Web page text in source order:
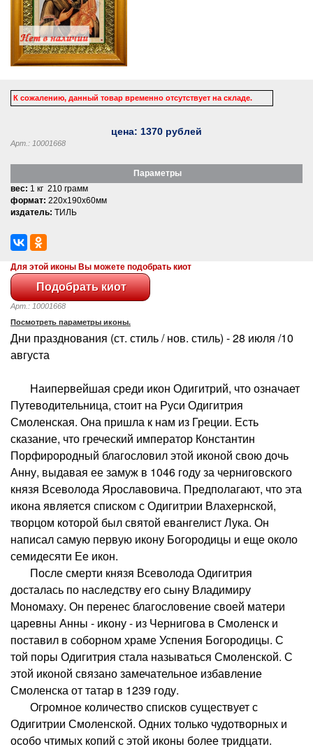
К сожалению, данный товар временно отсутствует на складе.
цена: 1370 рублей
Арт.: 10001668
Параметры
вес: 1 кг 210 грамм
формат: 220x190x60мм
издатель: ТИЛЬ
Для этой иконы Вы можете подобрать киот
Арт.: 10001668
Посмотреть параметры иконы.
Дни празднования (ст. стиль / нов. стиль) - 28 июля /10
августа
Наипервейшая среди икон Одигитрий, что означает
Путеводительница, стоит на Руси Одигитрия
Смоленская. Она пришла к нам из Греции. Есть
сказание, что греческий император Константин
Порфирородный благословил этой иконой свою дочь
Анну, выдавая ее замуж в 1046 году за черниговского
князя Всеволода Ярославовича. Предполагают, что эта
икона является списком с Одигитрии Влахернской,
творцом которой был святой евангелист Лука. Он
написал самую первую икону Богородицы и еще около
семидесяти Ее икон.
После смерти князя Всеволода Одигитрия
досталась по наследству его сыну Владимиру
Мономаху. Он перенес благословение своей матери
царевны Анны - икону - из Чернигова в Смоленск и
поставил в соборном храме Успения Богородицы. С
той поры Одигитрия стала называться Смоленской. С
этой иконой связано замечательное избавление
Смоленска от татар в 1239 году.
Огромное количество списков существует с
Одигитрии Смоленской. Одних только чудотворных и
особо чтимых копий с этой иконы более тридцати.